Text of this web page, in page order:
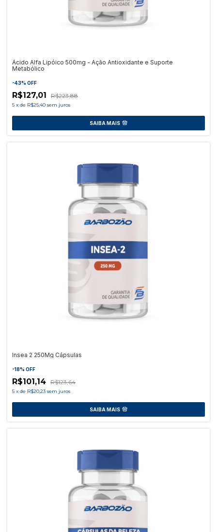
Ácido Alfa Lipóico 500mg - Ação Antioxidante e Suporte
Metabólico
-43% OFF
R$127,01 R$223,88
5 x de R$25,40 sem juros
SAIBA MAIS
Insea 2 250Mg Cápsulas
-18% OFF
R$101,14 R$123,64
5 x de R$20,23 sem juros
SAIBA MAIS